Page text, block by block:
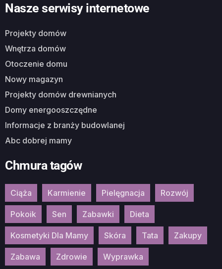
Nasze serwisy internetowe
Projekty domów
Wnętrza domów
Otoczenie domu
Nowy magazyn
Projekty domów drewnianych
Domy energooszczędne
Informacje z branży budowlanej
Abc dobrej mamy
Chmura tagów
Ciąża Karmienie Pielęgnacja Rozwój
Pokoik Sen Zabawki Dieta
Kosmetyki Dla Mamy Skóra Tata Zakupy
Zabawa Zdrowie Wyprawka